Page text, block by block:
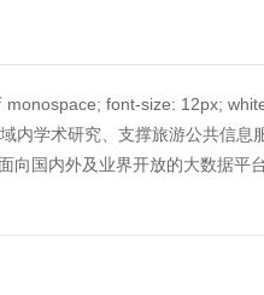
monospace; font-size: 12px;
内学术研究、支撑旅游公共信
国内外及业界开放的大数据平